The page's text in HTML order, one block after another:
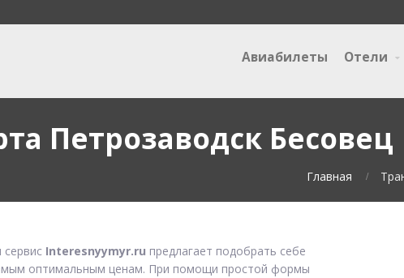
Авиабилеты Отели
Петрозаводск Бесовец
Главная
Interesnyymyr.ru предлагает подобрать себе
оптимальным ценам. При помощи простой формы